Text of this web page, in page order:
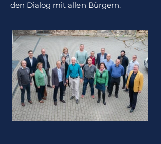
den Dialog mit allen Bürgern.